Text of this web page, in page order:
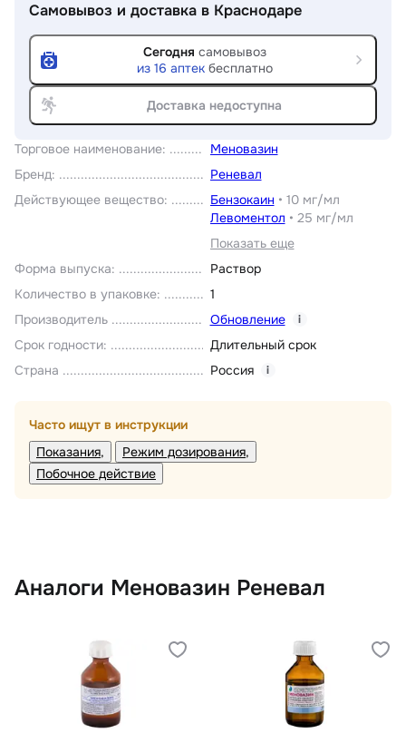
Торговое наименование:
Меновазин
Бренд:
Реневал
Действующее вещество: Бензокаин • 10 мг/мл
Левоментол • 25 мг/мл
Показать еще
Форма выпуска:
Раствор
Количество в упаковке:
1
Производитель
Обновление i
Срок годности:
Длительный срок
Страна
Россия i
Часто ищут в инструкции
Показания
Режим дозирования
Побочное действие
Самовывоз и доставка в Краснодаре
Сегодня самовывоз
из 16 аптек бесплатно
Доставка недоступна
Аналоги Меновазин Реневал